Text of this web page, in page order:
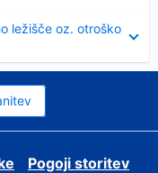
ležišče oz. otroško
Pogoji storitev